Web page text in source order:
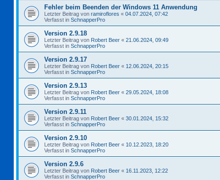
Fehler beim Beenden der Windows 11 Anwendung
Letzter Beitrag von ramiroflores « 04.07.2024, 07:42
Verfasst in SchnapperPro
Version 2.9.18
Letzter Beitrag von Robert Beer « 21.06.2024, 09:49
Verfasst in SchnapperPro
Version 2.9.17
Letzter Beitrag von Robert Beer « 12.06.2024, 20:15
Verfasst in SchnapperPro
Version 2.9.13
Letzter Beitrag von Robert Beer « 29.05.2024, 18:08
Verfasst in SchnapperPro
Version 2.9.11
Letzter Beitrag von Robert Beer « 30.01.2024, 15:32
Verfasst in SchnapperPro
Version 2.9.10
Letzter Beitrag von Robert Beer « 10.12.2023, 18:20
Verfasst in SchnapperPro
Version 2.9.6
Letzter Beitrag von Robert Beer « 16.11.2023, 12:22
Verfasst in SchnapperPro